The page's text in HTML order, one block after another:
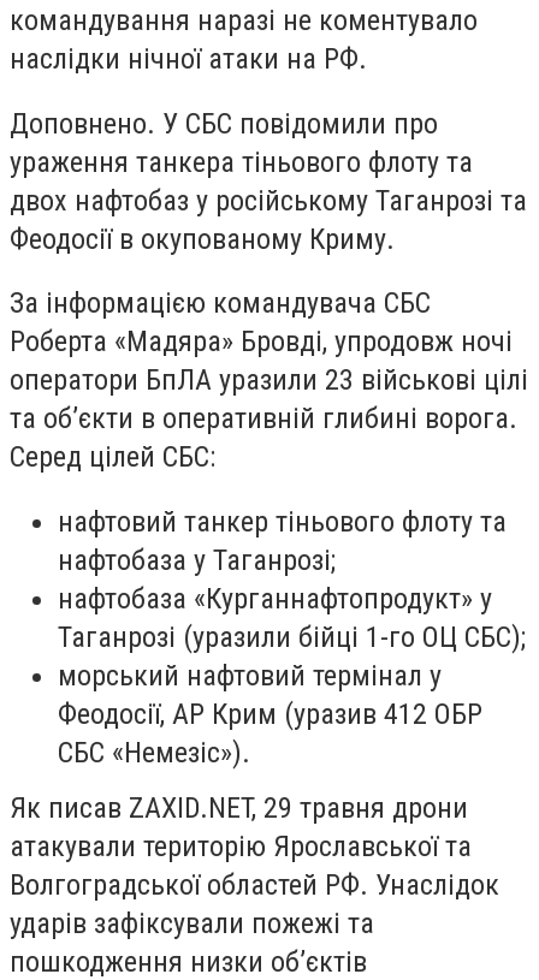
командування наразі не коментувало
наслідки нічної атаки на РФ.
Доповнено. У СБС повідомили про
ураження танкера тіньового флоту та
двох нафтобаз у російському Таганрозі та
Феодосії в окупованому Криму.
За інформацією командувача СБС
Роберта «Мадяра» Бровді, упродовж ночі
оператори БпЛА уразили 23 військові цілі
та обʼєкти в оперативній глибині ворога.
Серед цілей СБС:
нафтовий танкер тіньового флоту та
нафтобаза у Таганрозі;
нафтобаза «Курганнафтопродукт» у
Таганрозі (уразили бійці 1-го ОЦ СБС);
морський нафтовий термінал у
Феодосії, АР Крим (уразив 412 ОБР
СБС «Немезіс»).
Як писав ZAXID.NET, 29 травня дрони
атакували територію Ярославської та
Волгоградської областей РФ. Унаслідок
ударів зафіксували пожежі та
пошкодження низки об’єктів